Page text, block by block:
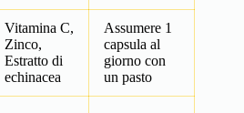
Vitamina C,
Zinco,
Estratto di
echinacea
Assumere 1
capsula al
giorno con
un pasto